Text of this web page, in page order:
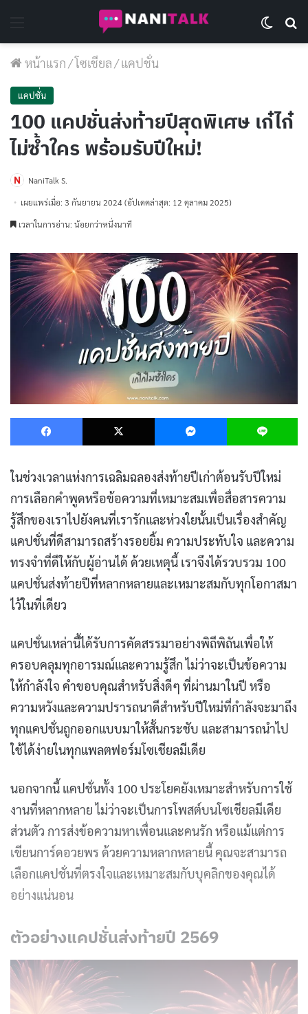
หน้าแรก/โซเชียล/แคปชั่น
แคปชั่น
100 แคปชั่นส่งท้ายปีสุดพิเศษ เก๋ไก๋
ไม่ซ้ำใคร พร้อมรับปีใหม่!
NaniTalk S.
เผยแพร่เมื่อ: 3 กันยายน 2024 (อัปเดตล่าสุด: 12 ตุลาคม 2025)
เวลาในการอ่าน: น้อยกว่าหนึ่งนาที
Facebook X Messenger
ในช่วงเวลาแห่งการเฉลิมฉลองส่งท้ายปีเก่าต้อนรับปีใหม่
การเลือกคำพูดหรือข้อความที่เหมาะสมเพื่อสื่อสารความ
รู้สึกของเราไปยังคนที่เรารักและห่วงใยนั้นเป็นเรื่องสำคัญ
แคปชั่นที่ดีสามารถสร้างรอยยิ้ม ความประทับใจ และความ
ทรงจำที่ดีให้กับผู้อ่านได้ ด้วยเหตุนี้ เราจึงได้รวบรวม 100
แคปชั่นส่งท้ายปีที่หลากหลายและเหมาะสมกับทุกโอกาสมา
ไว้ในที่เดียว
แคปชั่นเหล่านี้ได้รับการคัดสรรมาอย่างพิถีพิถันเพื่อให้
ครอบคลุมทุกอารมณ์และความรู้สึก ไม่ว่าจะเป็นข้อความ
ให้กำลังใจ คำขอบคุณสำหรับสิ่งดีๆ ที่ผ่านมาในปี หรือ
ความหวังและความปรารถนาดีสำหรับปีใหม่ที่กำลังจะมาถึง
ทุกแคปชั่นถูกออกแบบมาให้สั้นกระชับ และสามารถนำไป
ใช้ได้ง่ายในทุกแพลตฟอร์มโซเชียลมีเดีย
นอกจากนี้ แคปชั่นทั้ง 100 ประโยคยังเหมาะสำหรับการใช้
งานที่หลากหลาย ไม่ว่าจะเป็นการโพสต์บนโซเชียลมีเดีย
ส่วนตัว การส่งข้อความหาเพื่อนและคนรัก หรือแม้แต่การ
เขียนการ์ดอวยพร ด้วยความหลากหลายนี้ คุณจะสามารถ
เลือกแคปชั่นที่ตรงใจและเหมาะสมกับบุคลิกของคุณได้
อย่างแน่นอน
ตัวอย่างแคปชั่นส่งท้ายปี 2569